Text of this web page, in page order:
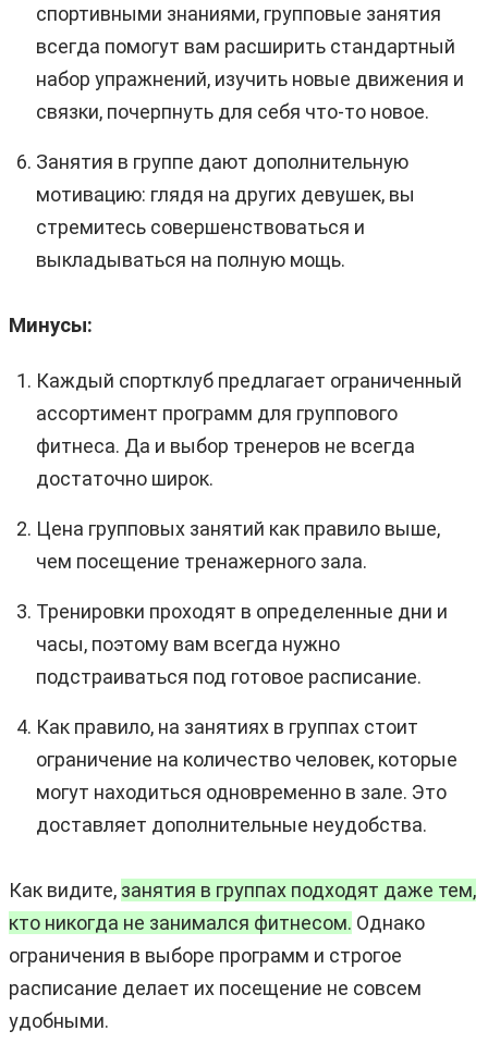
спортивными знаниями, групповые занятия
всегда помогут вам расширить стандартный
набор упражнений, изучить новые движения и
связки, почерпнуть для себя что-то новое.
Занятия в группе дают дополнительную
мотивацию: глядя на других девушек, вы
стремитесь совершенствоваться и
выкладываться на полную мощь.
Минусы:
Каждый спортклуб предлагает ограниченный
ассортимент программ для группового
фитнеса. Да и выбор тренеров не всегда
достаточно широк.
Цена групповых занятий как правило выше,
чем посещение тренажерного зала.
Тренировки проходят в определенные дни и
часы, поэтому вам всегда нужно
подстраиваться под готовое расписание.
Как правило, на занятиях в группах стоит
ограничение на количество человек, которые
могут находиться одновременно в зале. Это
доставляет дополнительные неудобства.
Как видите, занятия в группах подходят даже тем,
кто никогда не занимался фитнесом. Однако
ограничения в выборе программ и строгое
расписание делает их посещение не совсем
удобными.